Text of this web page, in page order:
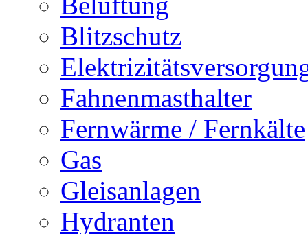
Blitzschutz
Fahnenmasthalter
Fernwärme / Fernkälte
Gas
Gleisanlagen
Hydranten